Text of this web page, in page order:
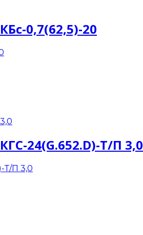
0,7(62,5)-20
24(G.652.D)-Т/П 3,0